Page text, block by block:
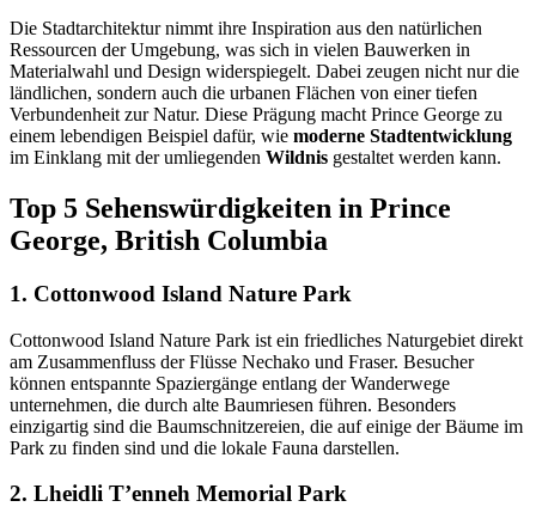
Die Stadtarchitektur nimmt ihre Inspiration aus den natürlichen
Ressourcen der Umgebung, was sich in vielen Bauwerken in
Materialwahl und Design widerspiegelt. Dabei zeugen nicht nur die
ländlichen, sondern auch die urbanen Flächen von einer tiefen
Verbundenheit zur Natur. Diese Prägung macht Prince George zu
einem lebendigen Beispiel dafür, wie moderne Stadtentwicklung
im Einklang mit der umliegenden Wildnis gestaltet werden kann.
Top 5 Sehenswürdigkeiten in Prince
George, British Columbia
1. Cottonwood Island Nature Park
Cottonwood Island Nature Park ist ein friedliches Naturgebiet direkt
am Zusammenfluss der Flüsse Nechako und Fraser. Besucher
können entspannte Spaziergänge entlang der Wanderwege
unternehmen, die durch alte Baumriesen führen. Besonders
einzigartig sind die Baumschnitzereien, die auf einige der Bäume im
Park zu finden sind und die lokale Fauna darstellen.
2. Lheidli T’enneh Memorial Park